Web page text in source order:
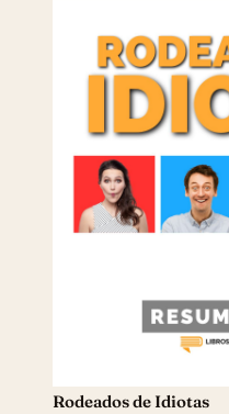
Rodeados de Idiotas